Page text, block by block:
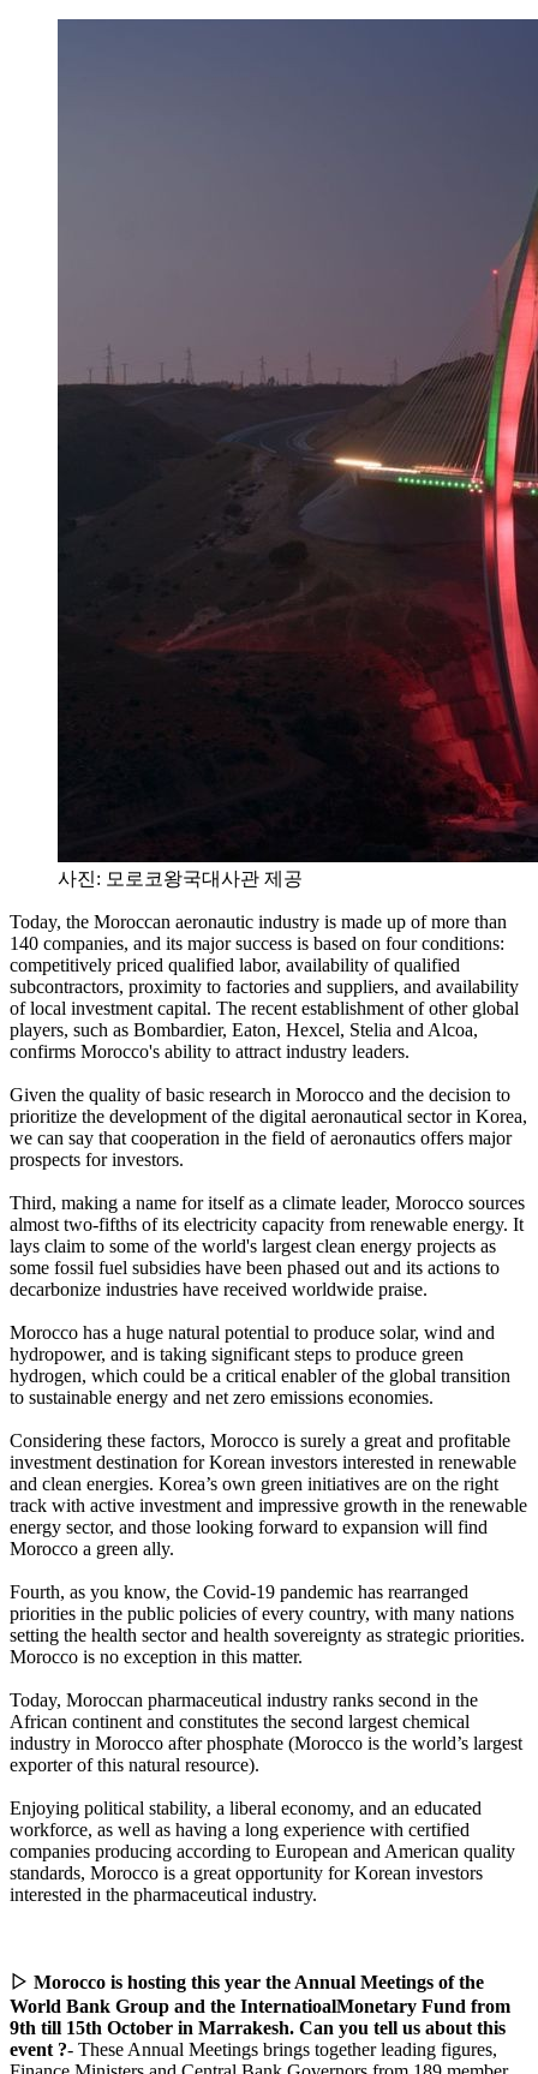
사진: 모로코왕국대사관 제공
Today, the Moroccan aeronautic industry is made up of more than
140 companies, and its major success is based on four conditions:
competitively priced qualified labor, availability of qualified
subcontractors, proximity to factories and suppliers, and availability
of local investment capital. The recent establishment of other global
players, such as Bombardier, Eaton, Hexcel, Stelia and Alcoa,
confirms Morocco's ability to attract industry leaders.
Given the quality of basic research in Morocco and the decision to
prioritize the development of the digital aeronautical sector in Korea,
we can say that cooperation in the field of aeronautics offers major
prospects for investors.
Third, making a name for itself as a climate leader, Morocco sources
almost two-fifths of its electricity capacity from renewable energy. It
lays claim to some of the world's largest clean energy projects as
some fossil fuel subsidies have been phased out and its actions to
decarbonize industries have received worldwide praise.
Morocco has a huge natural potential to produce solar, wind and
hydropower, and is taking significant steps to produce green
hydrogen, which could be a critical enabler of the global transition
to sustainable energy and net zero emissions economies.
Considering these factors, Morocco is surely a great and profitable
investment destination for Korean investors interested in renewable
and clean energies. Korea’s own green initiatives are on the right
track with active investment and impressive growth in the renewable
energy sector, and those looking forward to expansion will find
Morocco a green ally.
Fourth, as you know, the Covid-19 pandemic has rearranged
priorities in the public policies of every country, with many nations
setting the health sector and health sovereignty as strategic priorities.
Morocco is no exception in this matter.
Today, Moroccan pharmaceutical industry ranks second in the
African continent and constitutes the second largest chemical
industry in Morocco after phosphate (Morocco is the world’s largest
exporter of this natural resource).
Enjoying political stability, a liberal economy, and an educated
workforce, as well as having a long experience with certified
companies producing according to European and American quality
standards, Morocco is a great opportunity for Korean investors
interested in the pharmaceutical industry.
▷ Morocco is hosting this year the Annual Meetings of the
World Bank Group and the InternatioalMonetary Fund from
9th till 15th October in Marrakesh. Can you tell us about this
event ?- These Annual Meetings brings together leading figures,